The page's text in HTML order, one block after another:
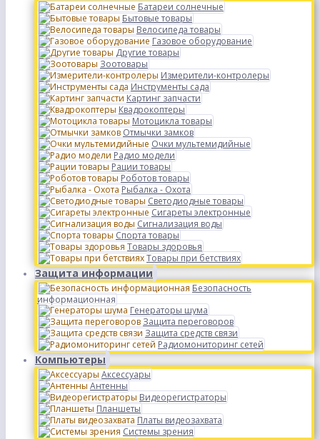
Батареи солнечные
Бытовые товары
Велосипеда товары
Газовое оборудование
Другие товары
Зоотовары
Измерители-контролеры
Инструменты сада
Картинг запчасти
Квадрокоптеры
Мотоцикла товары
Отмычки замков
Очки мультемидийные
Радио модели
Рации товары
Роботов товары
Рыбалка - Охота
Светодиодные товары
Сигареты электронные
Сигнализация воды
Спорта товары
Товары здоровья
Товары при бетствиях
Защита информации
Безопасность
информационная
Генераторы шума
Защита переговоров
Защита средств связи
Радиомониторинг сетей
Компьютеры
Аксессуары
Антенны
Видеорегистраторы
Планшеты
Платы видеозахвата
Системы зрения